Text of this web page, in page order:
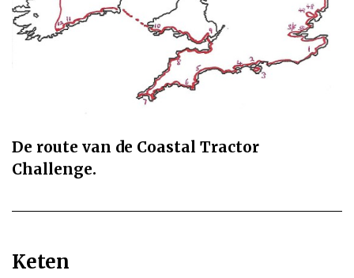
De route van de Coastal Tractor
Challenge.
Keten